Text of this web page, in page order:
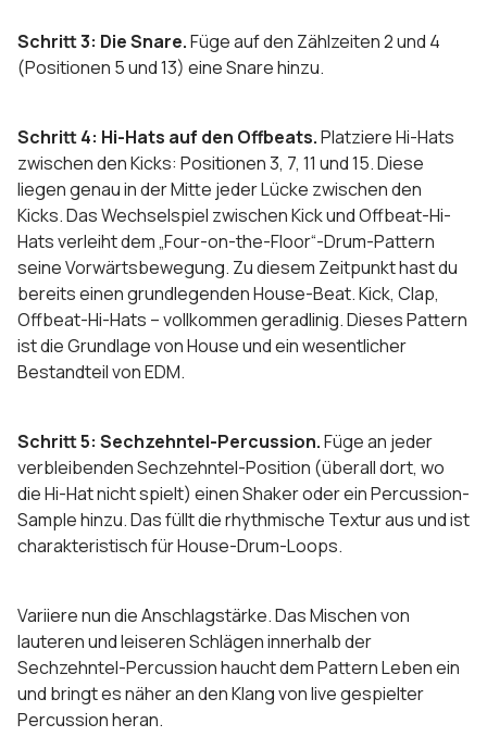
Schritt 3: Die Snare.Füge auf den Zählzeiten 2 und 4
(Positionen 5 und 13) eine Snare hinzu.
Schritt 4: Hi-Hats auf den Offbeats.Platziere Hi-Hats
zwischen den Kicks: Positionen 3, 7, 11 und 15. Diese
liegen genau in der Mitte jeder Lücke zwischen den
Kicks. Das Wechselspiel zwischen Kick und Offbeat-Hi-
Hats verleiht dem „Four-on-the-Floor“-Drum-Pattern
seine Vorwärtsbewegung. Zu diesem Zeitpunkt hast du
bereits einen grundlegenden House-Beat. Kick, Clap,
Offbeat-Hi-Hats – vollkommen geradlinig. Dieses Pattern
ist die Grundlage von House und ein wesentlicher
Bestandteil von EDM.
Schritt 5: Sechzehntel-Percussion.Füge an jeder
verbleibenden Sechzehntel-Position (überall dort, wo
die Hi-Hat nicht spielt) einen Shaker oder ein Percussion-
Sample hinzu. Das füllt die rhythmische Textur aus und ist
charakteristisch für House-Drum-Loops.
Variiere nun die Anschlagstärke. Das Mischen von
lauteren und leiseren Schlägen innerhalb der
Sechzehntel-Percussion haucht dem Pattern Leben ein
und bringt es näher an den Klang von live gespielter
Percussion heran.